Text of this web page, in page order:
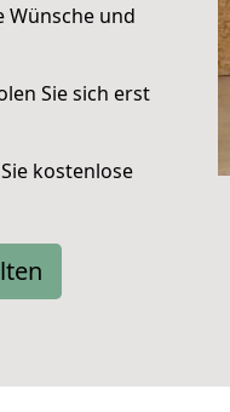
Wünsche und
Sie sich erst
kostenlose